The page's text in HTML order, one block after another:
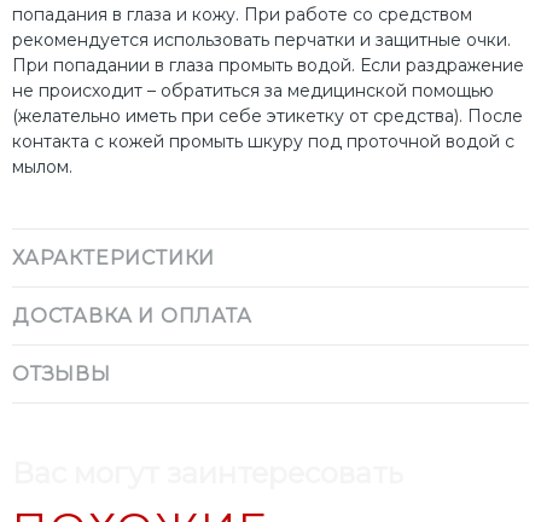
попадания в глаза и кожу. При работе со средством
рекомендуется использовать перчатки и защитные очки.
При попадании в глаза промыть водой. Если раздражение
не происходит – обратиться за медицинской помощью
(желательно иметь при себе этикетку от средства). После
контакта с кожей промыть шкуру под проточной водой с
мылом.
ХАРАКТЕРИСТИКИ
ДОСТАВКА И ОПЛАТА
ОТЗЫВЫ